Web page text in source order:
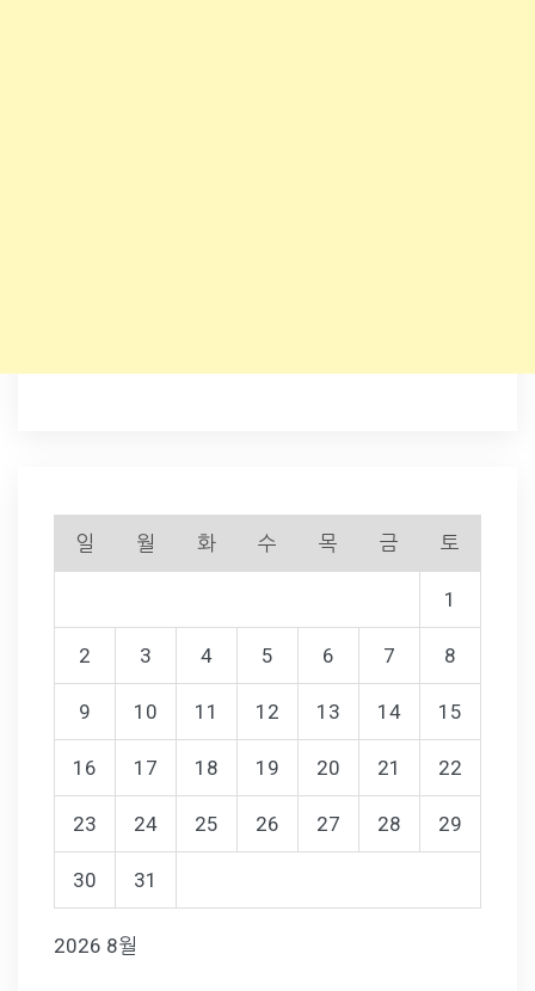
2026 8월
일 월 화 수 목 금 토
1
2 3 4 5 6 7 8
9 10 11 12 13 14 15
16 17 18 19 20 21 22
23 24 25 26 27 28 29
30 31